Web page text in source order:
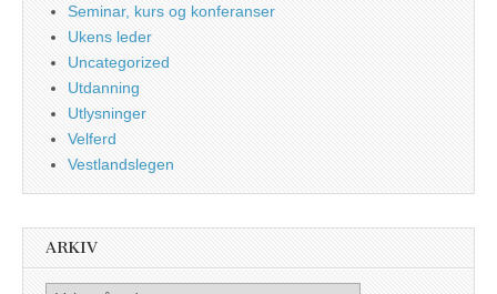
Seminar, kurs og konferanser
Ukens leder
Uncategorized
Utdanning
Utlysninger
Velferd
Vestlandslegen
ARKIV